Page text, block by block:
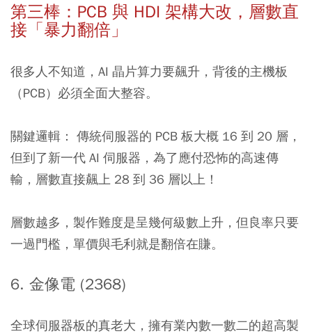
第三棒：PCB 與 HDI 架構大改，層數直
接「暴力翻倍」
很多人不知道，AI 晶片算力要飆升，背後的主機板
（PCB）必須全面大整容。
關鍵邏輯： 傳統伺服器的 PCB 板大概 16 到 20 層，
但到了新一代 AI 伺服器，為了應付恐怖的高速傳
輸，層數直接飆上 28 到 36 層以上！
層數越多，製作難度是呈幾何級數上升，但良率只要
一過門檻，單價與毛利就是翻倍在賺。
6. 金像電 (2368)
全球伺服器板的真老大，擁有業內數一數二的超高製